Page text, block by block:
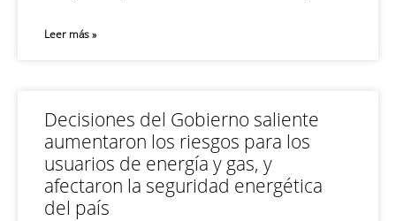
Leer más »
Decisiones del Gobierno saliente
aumentaron los riesgos para los
usuarios de energía y gas, y
afectaron la seguridad energética
del país